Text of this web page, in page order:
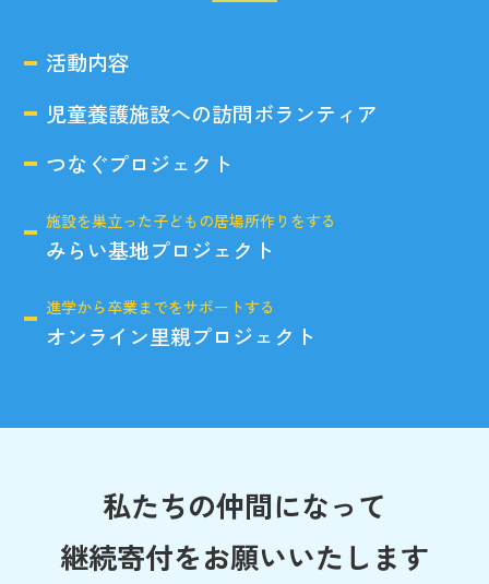
活動内容
児童養護施設への訪問ボランティア
つなぐプロジェクト
施設を巣立った子どもの居場所作りをする
みらい基地プロジェクト
進学から卒業までをサポートする
オンライン里親プロジェクト
私たちの仲間になって
継続寄付をお願いいたします